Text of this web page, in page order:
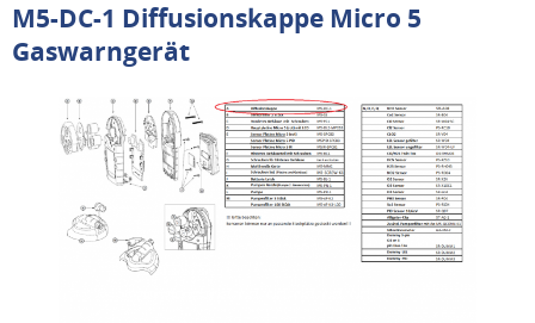
M5-DC-1 Diffusionskappe Micro 5
Gaswarngerät